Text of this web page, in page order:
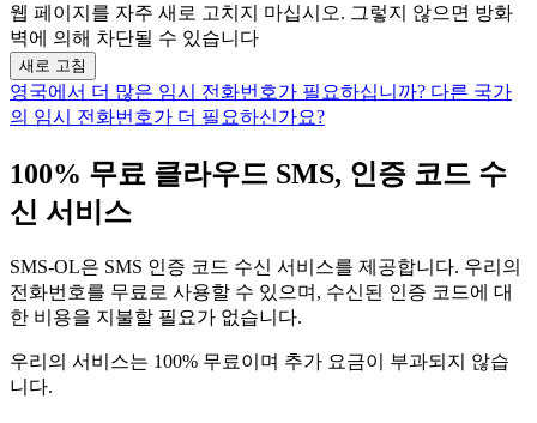
웹 페이지를 자주 새로 고치지 마십시오. 그렇지 않으면 방화
벽에 의해 차단될 수 있습니다
새로 고침
영국에서 더 많은 임시 전화번호가 필요하십니까? 다른 국가
의 임시 전화번호가 더 필요하신가요?
100% 무료 클라우드 SMS, 인증 코드 수
신 서비스
SMS-OL은 SMS 인증 코드 수신 서비스를 제공합니다. 우리의
전화번호를 무료로 사용할 수 있으며, 수신된 인증 코드에 대
한 비용을 지불할 필요가 없습니다.
우리의 서비스는 100% 무료이며 추가 요금이 부과되지 않습
니다.